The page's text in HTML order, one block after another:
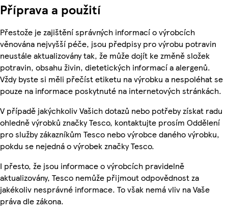
Příprava a použití
Přestože je zajištění správných informací o výrobcích
věnována nejvyšší péče, jsou předpisy pro výrobu potravin
neustále aktualizovány tak, že může dojít ke změně složek
potravin, obsahu živin, dietetických informací a alergenů.
Vždy byste si měli přečíst etiketu na výrobku a nespoléhat se
pouze na informace poskytnuté na internetových stránkách.
V případě jakýchkoliv Vašich dotazů nebo potřeby získat radu
ohledně výrobků značky Tesco, kontaktujte prosím Oddělení
pro služby zákazníkům Tesco nebo výrobce daného výrobku,
pokdu se nejedná o výrobek značky Tesco.
I přesto, že jsou informace o výrobcích pravidelně
aktualizovány, Tesco nemůže přijmout odpovědnost za
jakékoliv nesprávné informace. To však nemá vliv na Vaše
práva dle zákona.